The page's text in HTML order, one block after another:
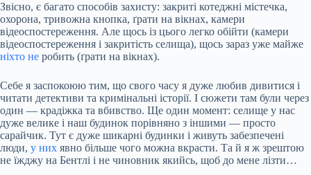
Звісно, є багато способів захисту: закриті котеджні містечка,
охорона, тривожна кнопка, ґрати на вікнах, камери
відеоспостереження. Але щось із цього легко обійти (камери
відеоспостереження і закритість селища), щось зараз уже майже
ніхто не робить (ґрати на вікнах).
Себе я заспокоюю тим, що свого часу я дуже любив дивитися і
читати детективи та кримінальні історії. І сюжети там були через
один — крадіжка та вбивство. Ще один момент: селище у нас
дуже велике і наш будинок порівняно з іншими — просто
сарайчик. Тут є дуже шикарні будинки і живуть забезпечені
люди, у них явно більше чого можна вкрасти. Та й я ж зрештою
не їжджу на Бентлі і не чиновник якийсь, щоб до мене лізти…